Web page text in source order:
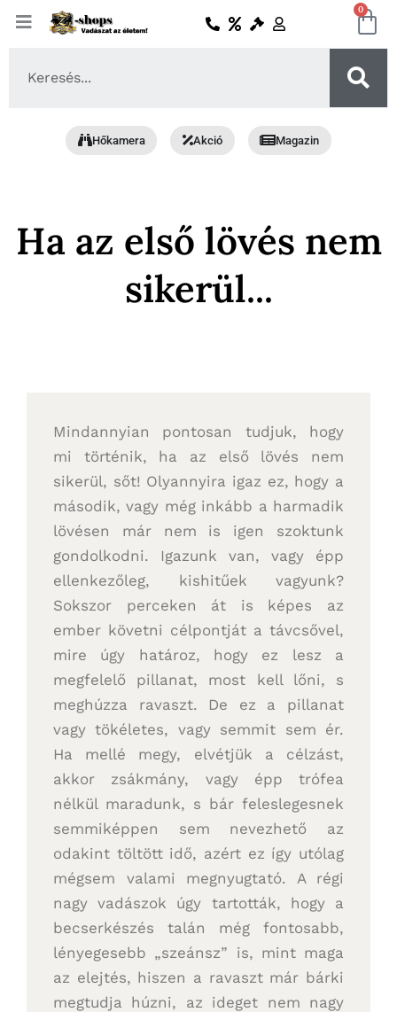
Skip
0
Hőkamera Akció Magazin
Ha az első lövés nem
sikerül...
Mindannyian pontosan tudjuk, hogy
mi történik, ha az első lövés nem
sikerül, sőt! Olyannyira igaz ez, hogy a
második, vagy még inkább a harmadik
lövésen már nem is igen szoktunk
gondolkodni. Igazunk van, vagy épp
ellenkezőleg, kishitűek vagyunk?
Sokszor perceken át is képes az
ember követni célpontját a távcsővel,
mire úgy határoz, hogy ez lesz a
megfelelő pillanat, most kell lőni, s
meghúzza ravaszt. De ez a pillanat
vagy tökéletes, vagy semmit sem ér.
Ha mellé megy, elvétjük a célzást,
akkor zsákmány, vagy épp trófea
nélkül maradunk, s bár feleslegesnek
semmiképpen sem nevezhető az
odakint töltött idő, azért ez így utólag
mégsem valami megnyugtató. A régi
nagy vadászok úgy tartották, hogy a
becserkészés talán még fontosabb,
lényegesebb „szeánsz” is, mint maga
az elejtés, hiszen a ravaszt már bárki
megtudja húzni, az ideget nem nagy